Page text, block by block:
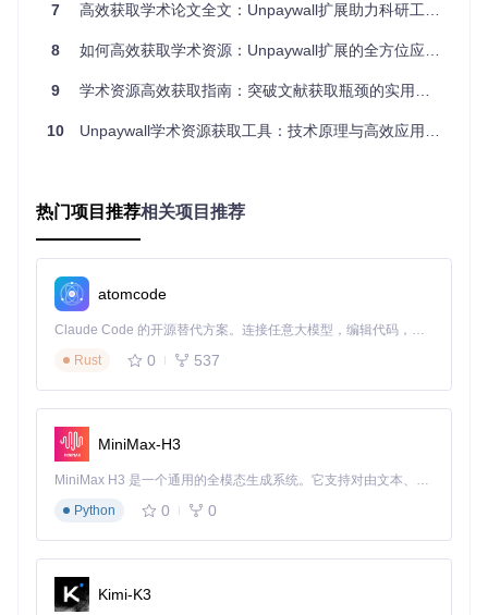
# 安装步骤
2. 点击"临时载入附加组件"
基础配置与验证
设置文献偏好格式（PDF优先/HTML优先）
配置自动搜索的数据源优先级
启用/禁用通知提醒功能
功能验证方法
访问任意学术论文页面（如DOI解析页面）
观察页面右侧是否出现解锁图标
三、技术架构解析
组件协同工作机制
制实现协同工作：
graph TD
7 高效获取学术论文全文：Unpaywall扩展助力科研工作者的实用指南
8 如何高效获取学术资源：Unpaywall扩展的全方位应用指南
9 学术资源高效获取指南：突破文献获取瓶颈的实用工具解析
10 Unpaywall学术资源获取工具：技术原理与高效应用实战指南
热门项目推荐相关项目推荐
atomcode
Claude Code 的开源替代方案。连接任意大模型，编辑代码，运行命令，自动验证 — 全自动执行。用 Rust 构建，极致性能。 ｜ An open-source alternative to Claude Code. Connect any LLM, edit code, run commands, and verify changes — autonomously. Built in Rust for speed. Get Started
Rust
0 537
MiniMax-H3
MiniMax H3 是一个通用的全模态生成系统。它支持对由文本、图像、视频和音频组成的多模态上下文进行统一理解，并能生成分辨率高达 2K、时长可达 15 秒的带原生立体声音频的视频。得益于面向任务泛化的系统设计，H3 在预训练阶段就已具备广泛的多模态上下文理解与生成能力，能够出色地执行复杂的多模态指令。
Python
0 0
Kimi-K3